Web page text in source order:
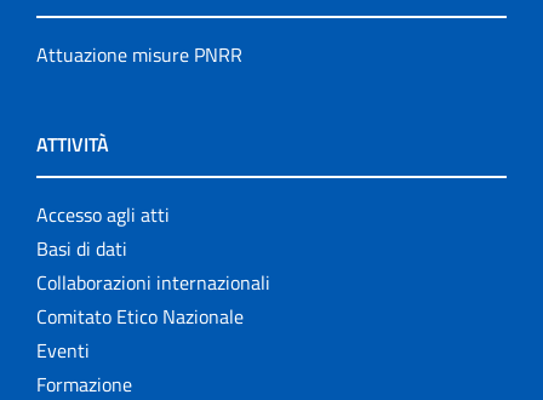
Attuazione misure PNRR
ATTIVITÀ
Accesso agli atti
Basi di dati
Collaborazioni internazionali
Comitato Etico Nazionale
Eventi
Formazione